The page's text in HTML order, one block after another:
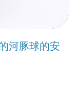
河豚球的安